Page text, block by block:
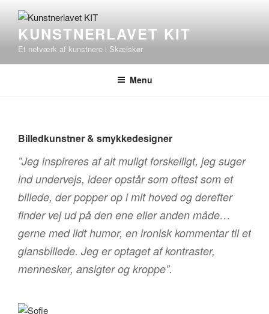
indholdKUNSTNERLAVET KIT
Et netværk af kunstnere i Skælskør
Menu
Billedkunstner & smykkedesigner
”Jeg inspireres af alt muligt forskelligt, jeg suger
ind undervejs, ideer opstår som oftest som et
billede, der popper op i mit hoved og derefter
finder vej ud på den ene eller anden måde…
gerne med lidt humor, en ironisk kommentar til et
glansbillede. Jeg er optaget af kontraster,
mennesker, ansigter og kroppe”.